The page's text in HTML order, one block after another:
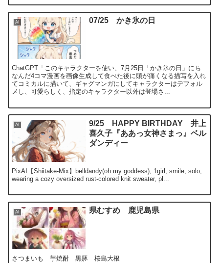
AI 07/25 かき氷の日
ChatGPT「このキャラクターを使い、7月25日「かき氷の日」にち
なんだ4コマ漫画を画像生成して食べた後に頭が痛くなる描写を入れ
てコミカルに描いて、ギャグマンガにしてキャラクターはデフォル
メし、可愛らしく、指定のキャラクター以外は登場さ...
AI
9/25 HAPPY BIRTHDAY 井上
喜久子『ああっ女神さまっ』ベル
ダンディー
PixAI【Shiitake-Mix】belldandy(oh my goddess), 1girl, smile, solo,
wearing a cozy oversized rust-colored knit sweater, pl...
AI 県むすめ 鹿児島県
さつまいも 芋焼酎 黒豚 桜島大根